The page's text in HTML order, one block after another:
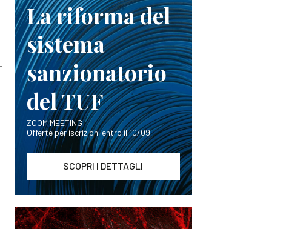
La riforma del
sistema
sanzionatorio
del TUF
ZOOM MEETING
Offerte per iscrizioni entro il 10/09
SCOPRI I DETTAGLI